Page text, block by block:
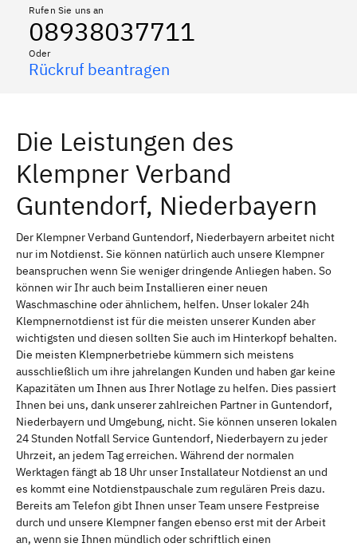
Rufen Sie uns an
08938037711
Oder
Rückruf beantragen
Die Leistungen des
Klempner Verband
Guntendorf, Niederbayern
Der Klempner Verband Guntendorf, Niederbayern arbeitet nicht
nur im Notdienst. Sie können natürlich auch unsere Klempner
beanspruchen wenn Sie weniger dringende Anliegen haben. So
können wir Ihr auch beim Installieren einer neuen
Waschmaschine oder ähnlichem, helfen. Unser lokaler 24h
Klempnernotdienst ist für die meisten unserer Kunden aber
wichtigsten und diesen sollten Sie auch im Hinterkopf behalten.
Die meisten Klempnerbetriebe kümmern sich meistens
ausschließlich um ihre jahrelangen Kunden und haben gar keine
Kapazitäten um Ihnen aus Ihrer Notlage zu helfen. Dies passiert
Ihnen bei uns, dank unserer zahlreichen Partner in Guntendorf,
Niederbayern und Umgebung, nicht. Sie können unseren lokalen
24 Stunden Notfall Service Guntendorf, Niederbayern zu jeder
Uhrzeit, an jedem Tag erreichen. Während der normalen
Werktagen fängt ab 18 Uhr unser Installateur Notdienst an und
es kommt eine Notdienstpauschale zum regulären Preis dazu.
Bereits am Telefon gibt Ihnen unser Team unsere Festpreise
durch und unsere Klempner fangen ebenso erst mit der Arbeit
an, wenn sie Ihnen mündlich oder schriftlich einen